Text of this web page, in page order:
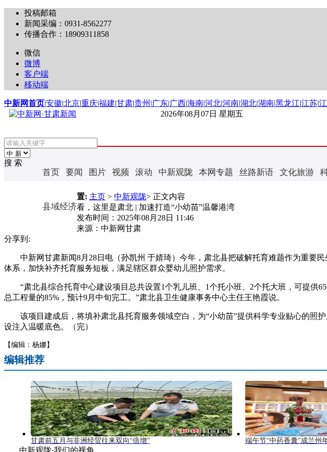
投稿邮箱
新闻采编：0931-8562277
传播合作：18909311858
微信
微博
客户端
移动端
中新网首页|安徽|北京|重庆|福建|甘肃|贵州 |广东|广西|海南|河北|河南|湖北|湖南|黑龙江|江苏|
2026年08月07日 星期五
搜 索
首页 要闻 图片 视频 滚动 中新观陇 本网专题 丝路新语 文化旅游
县域经济
置: 主页 > 中新观陇> 正文内容
看，这里是肃北 | 加速打造“小幼苗”温馨港湾
发布时间： 2025年08月28日 11:46
来源： 中新网甘肃
分享到:
中新网甘肃新闻8月28日电（孙凯州 于婧琦）今年，肃北县把破解托育难题作为重要
体系，加快补齐托育服务短板，满足辖区群众婴幼儿照护需求。
“肃北县综合托育中心建设项目总共设置1个乳儿班、1个托小班、2个托大班，可提供
总工程量的85%，预计9月中旬完工。”肃北县卫生健康事务中心主任王艳霞说。
该项目建成后，将填补肃北县托育服务领域空白，为“小幼苗”提供科学专业贴心的照
设注入温暖底色。（完）
【编辑：杨娜】
编辑推荐
甘肃前五月与非洲经贸往来双向“倍增” 端午节“中药香囊”成兰州
中新观陇·我们的视角